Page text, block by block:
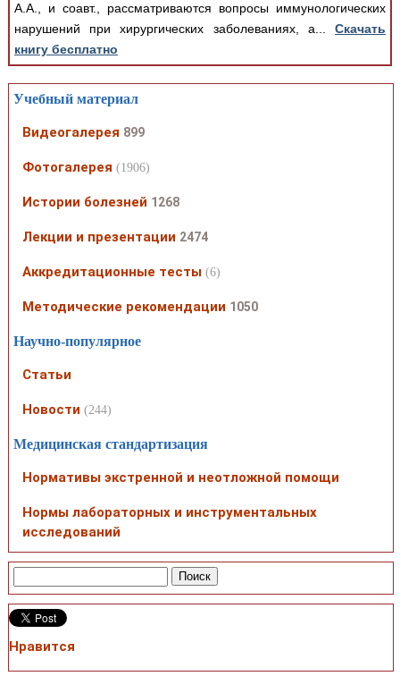
А.А., и соавт., рассматриваются вопросы иммунологических
нарушений при хирургических заболеваниях, а...Скачать
книгу бесплатно
Учебный материал
Видеогалерея 899
Фотогалерея (1906)
Истории болезней 1268
Лекции и презентации 2474
Аккредитационные тесты (6)
Методические рекомендации 1050
Научно-популярное
Статьи
Новости (244)
Медицинская стандартизация
Нормативы экстренной и неотложной помощи
Нормы лабораторных и инструментальных
исследований
Нравится